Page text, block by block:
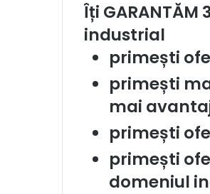
Îți
industrial
primești
primești
mai
primești
primești
domeniul